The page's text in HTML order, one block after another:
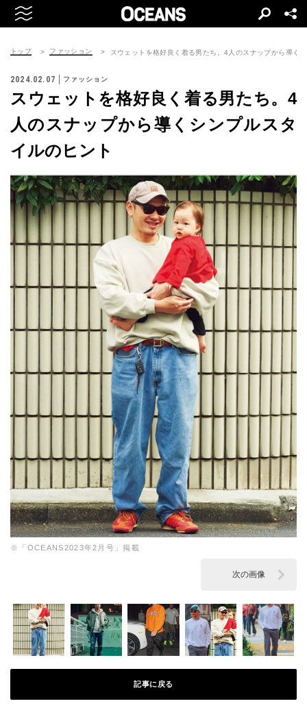
トップ ファッション スウェットを格好良く着る男たち。4人のスナップから導く
2024.02.07 ファッション
スウェットを格好良く着る男たち。4
人のスナップから導くシンプルスタ
イルのヒント
※「OCEANS2023年2月号」掲載
次の画像
記事に戻る